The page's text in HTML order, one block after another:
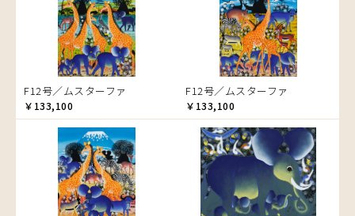
サル
シマウマ
ゾウ
タンザニア
タンザニアの女性
チーター
蝶
チンパンジー
動物たち
鳥
ムワツカ
ムワメディ
F12号／ムスターファ
￥133,100
F12号／ムスターファ
￥133,100